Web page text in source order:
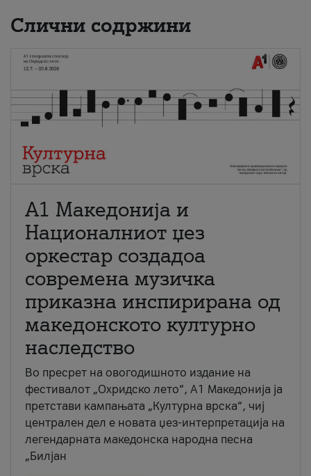
Слични содржини
А1 Македонија и
Националниот џез
оркестар создадоа
современа музичка
приказна инспирирана од
македонското културно
наследство
Во пресрет на овогодишното издание на
фестивалот „Охридско лето“, А1 Македонија ја
претстави кампањата „Културна врска“, чиј
централен дел е новата џез-интерпретација на
легендарната македонска народна песна
„Билјан